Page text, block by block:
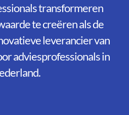
transformeren
te creëren als de
leverancier van
adviesprofessionals in